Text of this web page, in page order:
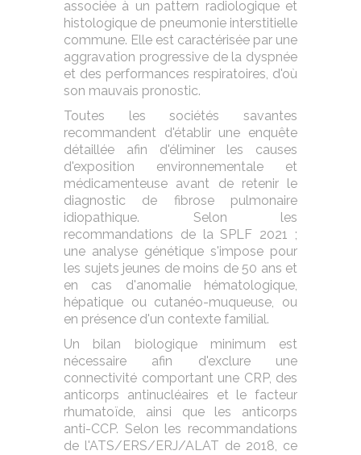
associée à un pattern radiologique et
histologique de pneumonie interstitielle
commune. Elle est caractérisée par une
aggravation progressive de la dyspnée
et des performances respiratoires, d'où
son mauvais pronostic.
Toutes les sociétés savantes
recommandent d'établir une enquête
détaillée afin d'éliminer les causes
d'exposition environnementale et
médicamenteuse avant de retenir le
diagnostic de fibrose pulmonaire
idiopathique. Selon les
recommandations de la SPLF 2021 ;
une analyse génétique s'impose pour
les sujets jeunes de moins de 50 ans et
en cas d'anomalie hématologique,
hépatique ou cutanéo-muqueuse, ou
en présence d'un contexte familial.
Un bilan biologique minimum est
nécessaire afin d'exclure une
connectivité comportant une CRP, des
anticorps antinucléaires et le facteur
rhumatoïde, ainsi que les anticorps
anti-CCP. Selon les recommandations
de l'ATS/ERS/ERJ/ALAT de 2018, ce